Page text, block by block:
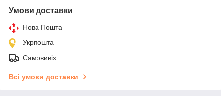
Умови доставки
Нова Пошта
Укрпошта
Самовивіз
Всі умови доставки